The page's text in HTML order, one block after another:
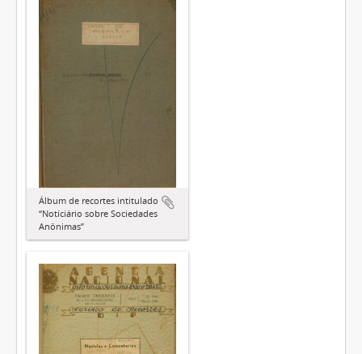
Álbum de recortes intitulado
“Notíciário sobre Sociedades
Anônimas”